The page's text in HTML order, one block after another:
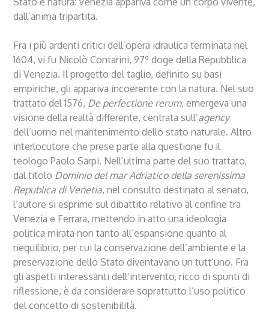
dall’anima tripartita.
Fra i più ardenti critici dell’opera idraulica terminata nel
1604, vi fu Nicolò Contarini, 97º doge della Repubblica
di Venezia. Il progetto del taglio, definito su basi
empiriche, gli appariva incoerente con la natura. Nel suo
trattato del 1576, De perfectione rerum, emergeva una
visione della realtà differente, centrata sull’agency
dell’uomo nel mantenimento dello stato naturale. Altro
interlocutore che prese parte alla questione fu il
teologo Paolo Sarpi. Nell’ultima parte del suo trattato,
dal titolo Dominio del mar Adriatico della serenissima
Republica di Venetia, nel consulto destinato al senato,
l’autore si esprime sul dibattito relativo al confine tra
Venezia e Ferrara, mettendo in atto una ideologia
politica mirata non tanto all’espansione quanto al
riequilibrio, per cui la conservazione dell’ambiente e la
preservazione dello Stato diventavano un tutt’uno. Fra
gli aspetti interessanti dell’intervento, ricco di spunti di
riflessione, è da considerare soprattutto l’uso politico
del concetto di sostenibilità.